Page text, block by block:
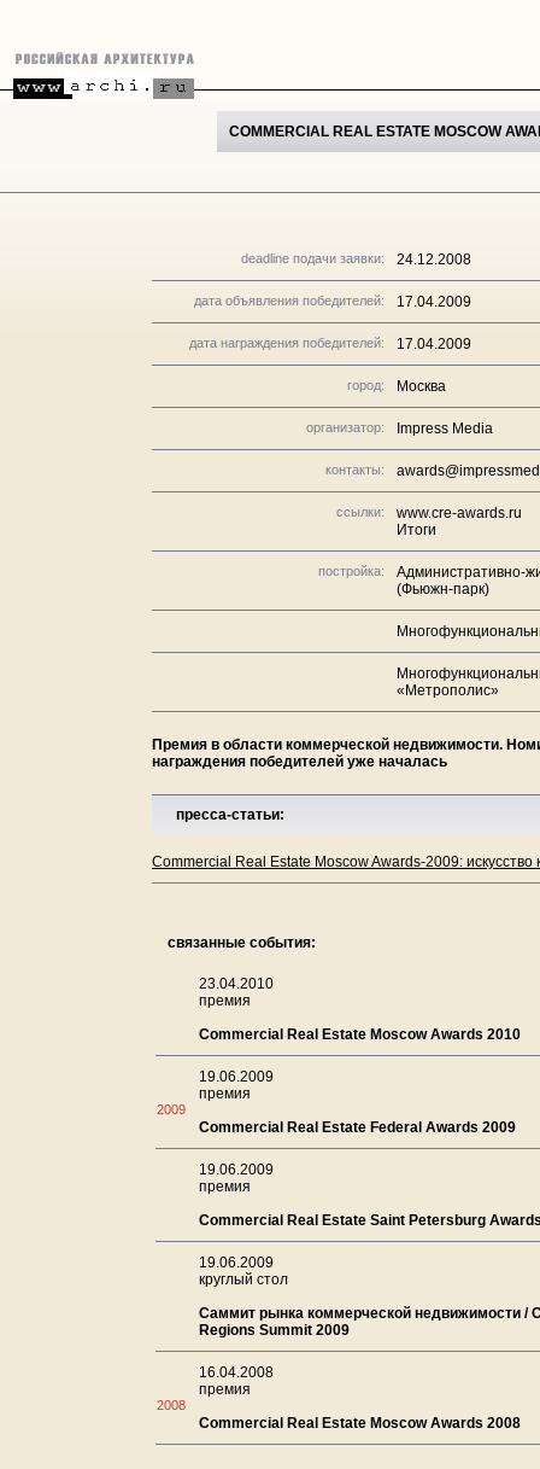
COMMERCIAL REAL ESTATE MOSCOW
deadline подачи заявки: 24.12.2008
дата объявления победителей: 17.04.2009
дата награждения победителей: 17.04.2009
город: Москва
организатор: Impress Media
контакты:
ссылки:
www.cre-awards.ru
Итоги
постройка:
Административно-
(Фьюжн-парк)
«Метрополис»
Премия в области коммерческой недвижимости.
награждения победителей уже началась
пресса-статьи:
Commercial Real Estate Moscow Awards-2009:
связанные события:
23.04.2010
премия
Commercial Real Estate Moscow Awards 2010
2009
19.06.2009
премия
Commercial Real Estate Federal Awards 2009
19.06.2009
премия
Commercial Real Estate Saint Petersburg
19.06.2009
круглый стол
Саммит рынка коммерческой недвижимости /
Regions Summit 2009
2008
16.04.2008
премия
Commercial Real Estate Moscow Awards 2008